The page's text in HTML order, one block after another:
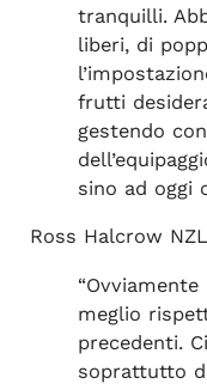
tranquilli.
liberi, di
frutti
gestendo
sino ad oggi
Ross Halcrow
meglio
precedenti.
soprattutto